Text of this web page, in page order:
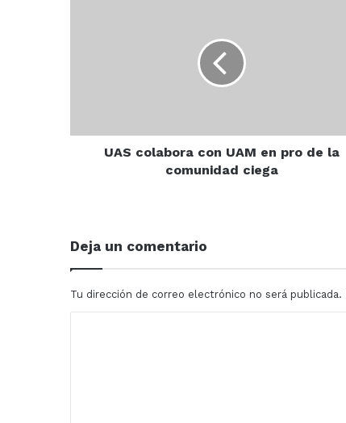
comunidad
UAS colabora con UAM en pro de la
comunidad ciega
Deja un comentario
Tu dirección de correo electrónico no será publicada.